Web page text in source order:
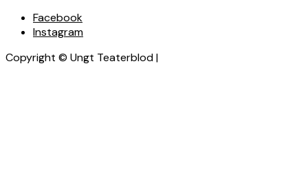
Facebook
Instagram
Copyright © Ungt Teaterblod |